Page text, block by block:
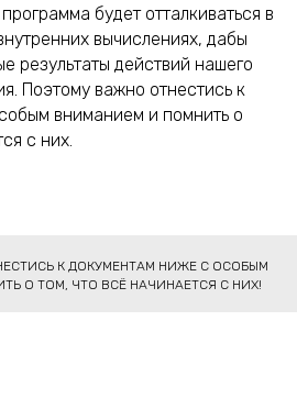
будет отталкиваться в
вычислениях, дабы
результаты действий нашего
Поэтому важно отнестись к
вниманием и помнить о
с них.
К ДОКУМЕНТАМ НИЖЕ С ОСОБЫМ
О ТОМ, ЧТО ВСЁ НАЧИНАЕТСЯ С НИХ!